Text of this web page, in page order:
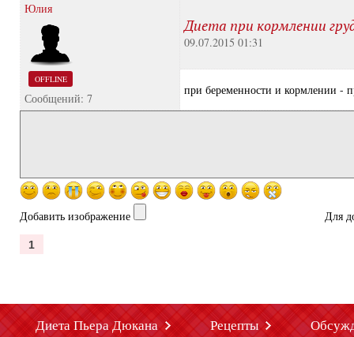
Юлия
OFFLINE
Сообщений: 7
Диета при кормлении
09.07.2015 01:31
при беременности и кормлении -
Добавить изображение Для
1
Диета Пьера Дюкана Рецепты